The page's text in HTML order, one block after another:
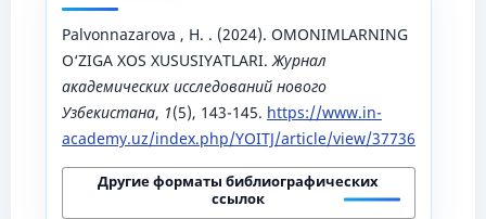
Palvonnazarova , H. . (2024). OMONIMLARNING
O‘ZIGA XOS XUSUSIYATLARI.Журнал
академических исследований нового
Узбекистана, 1(5), 143-145. https://www.in-
academy.uz/index.php/YOITJ/article/view/37736
Другие форматы библиографических
ссылок